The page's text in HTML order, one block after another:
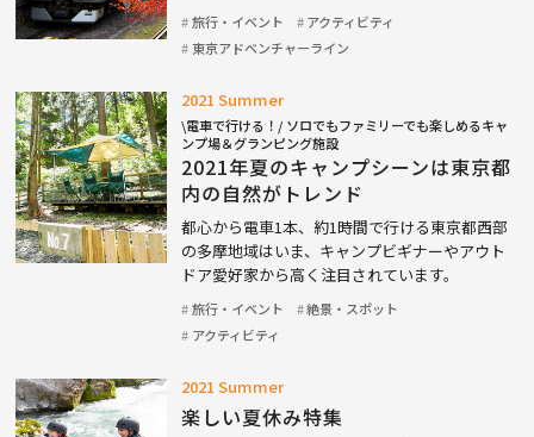
旅行・イベント
アクティビティ
東京アドベンチャーライン
2021 Summer
\電車で行ける！/ ソロでもファミリーでも楽しめるキャ
ンプ場＆グランピング施設
2021年夏のキャンプシーンは東京都
内の自然がトレンド
都心から電車1本、約1時間で行ける東京都西部
の多摩地域はいま、キャンプビギナーやアウト
ドア愛好家から高く注目されています。
旅行・イベント
絶景・スポット
アクティビティ
2021 Summer
楽しい夏休み特集